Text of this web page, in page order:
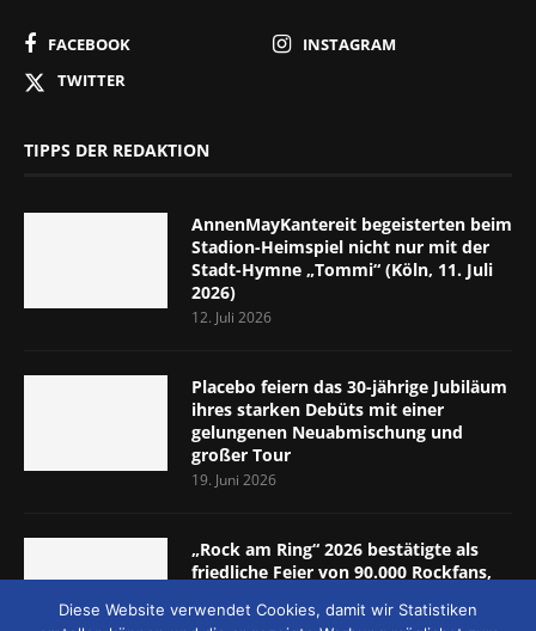
FACEBOOK
INSTAGRAM
TWITTER
TIPPS DER REDAKTION
AnnenMayKantereit begeisterten beim
Stadion-Heimspiel nicht nur mit der
Stadt-Hymne „Tommi“ (Köln, 11. Juli
2026)
12. Juli 2026
Placebo feiern das 30-jährige Jubiläum
ihres starken Debüts mit einer
gelungenen Neuabmischung und
großer Tour
19. Juni 2026
„Rock am Ring“ 2026 bestätigte als
friedliche Feier von 90.000 Rockfans,
5.-7. Juni 2026)
Diese Website verwendet Cookies, damit wir Statistiken